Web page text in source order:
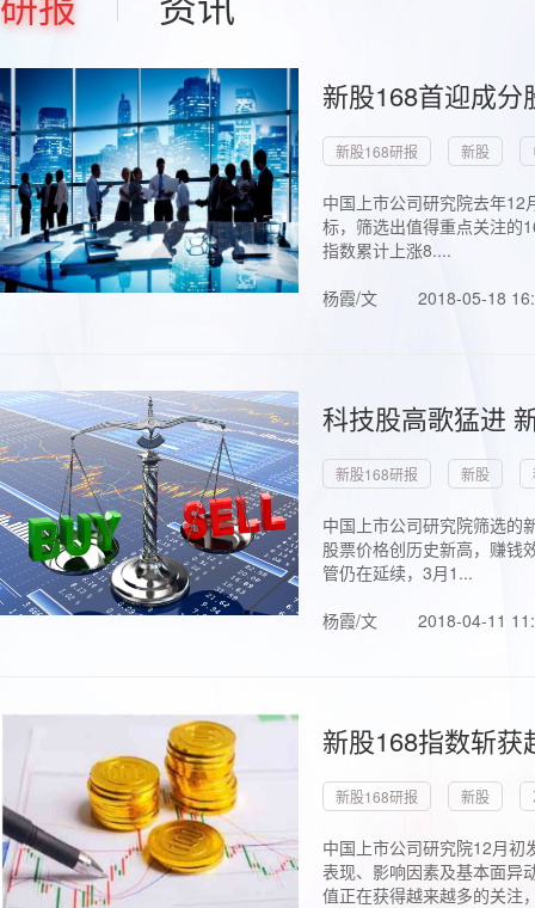
新股168首迎成
新股168研报 新股
中国上市公司研究院去年
标，筛选出值得重点关注的
指数累计上涨8....
杨霞/文
2018-05-18
科技股高歌猛进
新股168研报 新股
中国上市公司研究院筛选的
股票价格创历史新高，赚钱
管仍在延续，3月1...
杨霞/文
2018-04-11
新股168指数斩
新股168研报 新股
中国上市公司研究院12月初
表现、影响因素及基本面异
值正在获得越来越多的关注